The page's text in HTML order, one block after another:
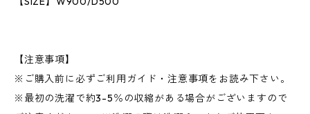
【注意事項】
※ご購入前に必ずご利用ガイド・注意事項をお読み下さい。
※最初の洗濯で約3-5％の収縮がある場合がございますので